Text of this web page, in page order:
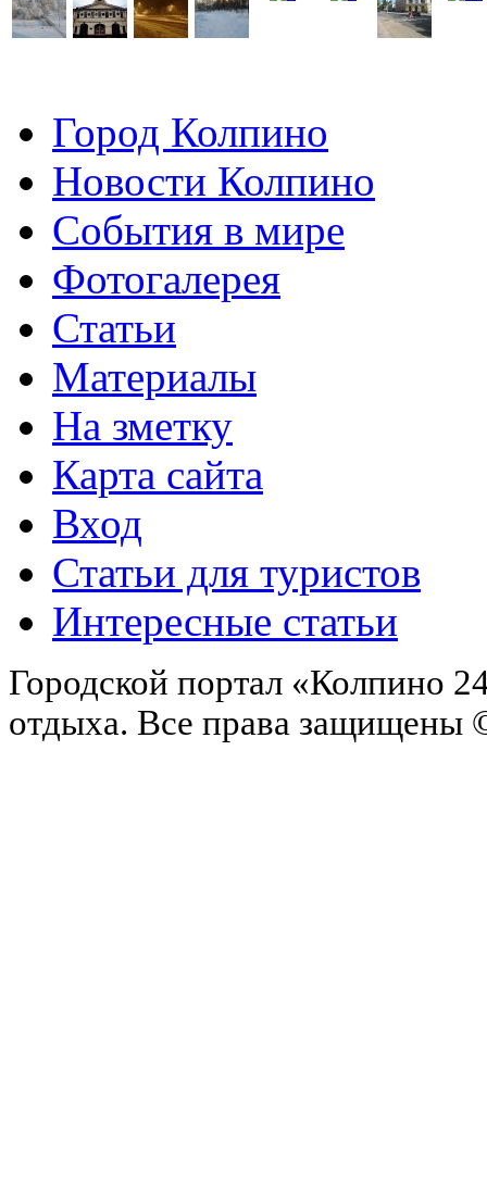
Город Колпино
Новости Колпино
События в мире
Фотогалерея
Статьи
Материалы
На зметку
Карта сайта
Вход
Статьи для туристов
Интересные статьи
Городской портал «Колпино
отдыха. Все права защищены